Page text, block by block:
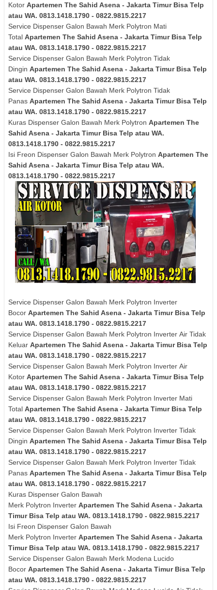
Kotor Apartemen The Sahid Asena - Jakarta Timur Bisa Telp
atau WA. 0813.1418.1790 - 0822.9815.2217
Service Dispenser Galon Bawah Merk Polytron Mati
Total Apartemen The Sahid Asena - Jakarta Timur Bisa Telp
atau WA. 0813.1418.1790 - 0822.9815.2217
Service Dispenser Galon Bawah Merk Polytron Tidak
Dingin Apartemen The Sahid Asena - Jakarta Timur Bisa Telp
atau WA. 0813.1418.1790 - 0822.9815.2217
Service Dispenser Galon Bawah Merk Polytron Tidak
Panas Apartemen The Sahid Asena - Jakarta Timur Bisa Telp
atau WA. 0813.1418.1790 - 0822.9815.2217
Kuras Dispenser Galon Bawah Merk Polytron Apartemen The
Sahid Asena - Jakarta Timur Bisa Telp atau WA.
0813.1418.1790 - 0822.9815.2217
Isi Freon Dispenser Galon Bawah Merk Polytron Apartemen The
Sahid Asena - Jakarta Timur Bisa Telp atau WA.
0813.1418.1790 - 0822.9815.2217
Service Dispenser Galon Bawah Merk Polytron Inverter
Bocor Apartemen The Sahid Asena - Jakarta Timur Bisa Telp
atau WA. 0813.1418.1790 - 0822.9815.2217
Service Dispenser Galon Bawah Merk Polytron Inverter Air Tidak
Keluar Apartemen The Sahid Asena - Jakarta Timur Bisa Telp
atau WA. 0813.1418.1790 - 0822.9815.2217
Service Dispenser Galon Bawah Merk Polytron Inverter Air
Kotor Apartemen The Sahid Asena - Jakarta Timur Bisa Telp
atau WA. 0813.1418.1790 - 0822.9815.2217
Service Dispenser Galon Bawah Merk Polytron Inverter Mati
Total Apartemen The Sahid Asena - Jakarta Timur Bisa Telp
atau WA. 0813.1418.1790 - 0822.9815.2217
Service Dispenser Galon Bawah Merk Polytron Inverter Tidak
Dingin Apartemen The Sahid Asena - Jakarta Timur Bisa Telp
atau WA. 0813.1418.1790 - 0822.9815.2217
Service Dispenser Galon Bawah Merk Polytron Inverter Tidak
Panas Apartemen The Sahid Asena - Jakarta Timur Bisa Telp
atau WA. 0813.1418.1790 - 0822.9815.2217
Kuras Dispenser Galon Bawah
Merk Polytron Inverter Apartemen The Sahid Asena - Jakarta
Timur Bisa Telp atau WA. 0813.1418.1790 - 0822.9815.2217
Isi Freon Dispenser Galon Bawah
Merk Polytron Inverter Apartemen The Sahid Asena - Jakarta
Timur Bisa Telp atau WA. 0813.1418.1790 - 0822.9815.2217
Service Dispenser Galon Bawah Merk Modena Lucido
Bocor Apartemen The Sahid Asena - Jakarta Timur Bisa Telp
atau WA. 0813.1418.1790 - 0822.9815.2217